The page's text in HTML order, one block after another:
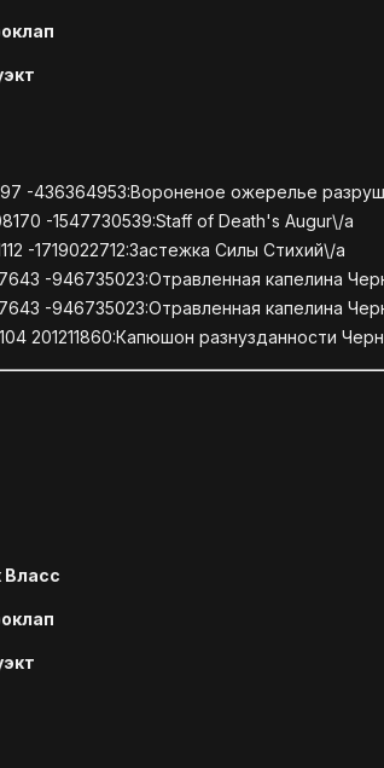
-436364953:Вороненое ожерелье
-1547730539:Staff of Death's Augur\/a
-1719022712:Застежка Силы Стихий\/a
-946735023:Отравленная капелина
-946735023:Отравленная капелина
201211860:Капюшон разнузданности
Власс